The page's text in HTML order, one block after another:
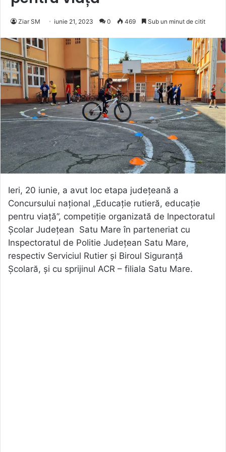
Ziar SM iunie 21, 2023 0 469 Sub un minut de citit
Ieri, 20 iunie, a avut loc etapa județeană a
Concursului național „Educație rutieră, educație
pentru viață”, competiție organizată de Inpectoratul
Școlar Județean Satu Mare în parteneriat cu
Inspectoratul de Politie Județean Satu Mare,
respectiv Serviciul Rutier și Biroul Siguranță
Școlară, și cu sprijinul ACR – filiala Satu Mare.